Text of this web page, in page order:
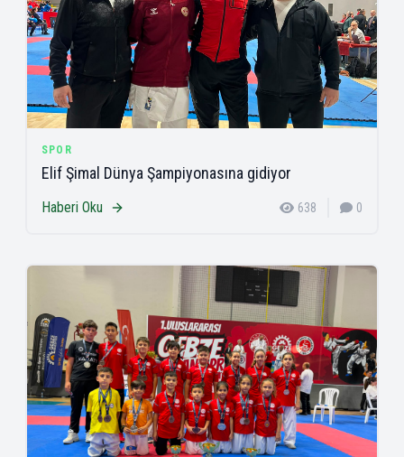
SPOR
Elif Şimal Dünya Şampiyonasına gidiyor
Haberi Oku 638 0